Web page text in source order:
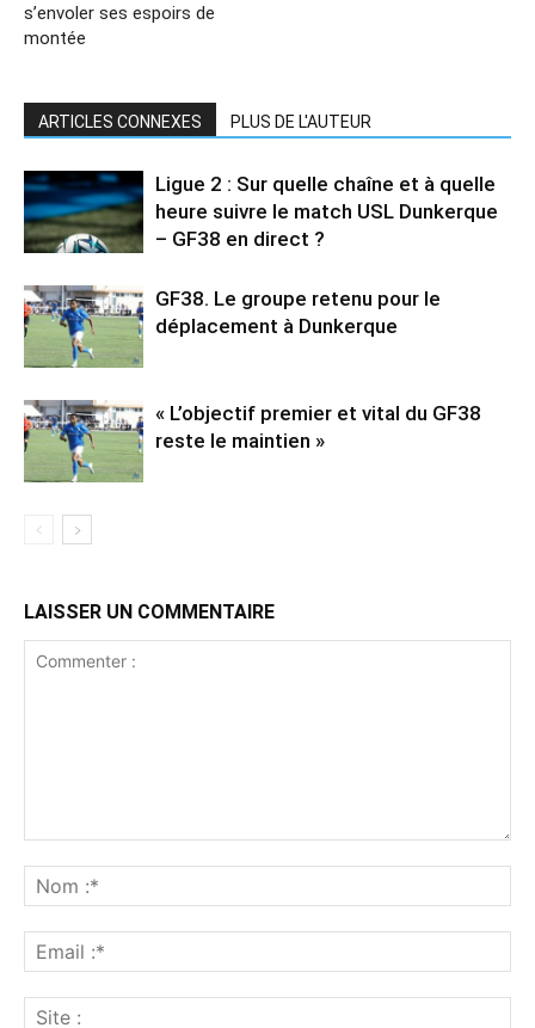
s’envoler ses espoirs de
montée
ARTICLES CONNEXES PLUS DE L'AUTEUR
Ligue 2 : Sur quelle chaîne et à quelle
heure suivre le match USL Dunkerque
– GF38 en direct ?
GF38. Le groupe retenu pour le
déplacement à Dunkerque
« L’objectif premier et vital du GF38
reste le maintien »
LAISSER UN COMMENTAIRE